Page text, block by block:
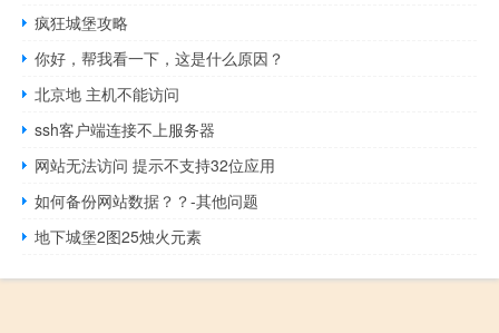
疯狂城堡攻略
你好，帮我看一下，这是什么原因？
北京地 主机不能访问
ssh客户端连接不上服务器
网站无法访问 提示不支持32位应用
如何备份网站数据？？-其他问题
地下城堡2图25烛火元素